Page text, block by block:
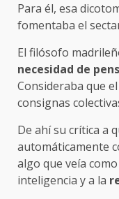
Para él, esa
fomentaba el
El filósofo
necesidad de
Consideraba que
consignas
De ahí su crítica a
automáticamente
algo que veía
inteligencia y a la